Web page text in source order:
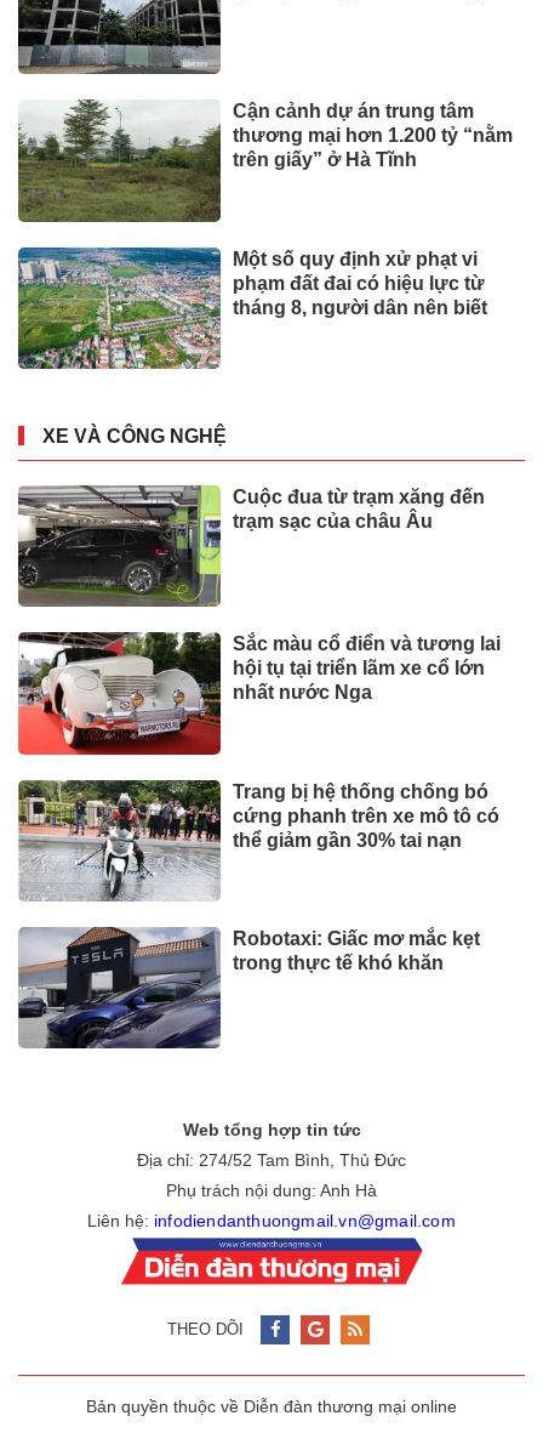
Cận cảnh dự án trung tâm
thương mại hơn 1.200 tỷ “nằm
trên giấy” ở Hà Tĩnh
Một số quy định xử phạt vi
phạm đất đai có hiệu lực từ
tháng 8, người dân nên biết
XE VÀ CÔNG NGHỆ
Cuộc đua từ trạm xăng đến
trạm sạc của châu Âu
Sắc màu cổ điển và tương lai
hội tụ tại triển lãm xe cổ lớn
nhất nước Nga
Trang bị hệ thống chống bó
cứng phanh trên xe mô tô có
thể giảm gần 30% tai nạn
Robotaxi: Giấc mơ mắc kẹt
trong thực tế khó khăn
Web tổng hợp tin tức
Địa chỉ: 274/52 Tam Bình, Thủ Đức
Phụ trách nội dung: Anh Hà
Liên hệ: infodiendanthuongmail.vn@gmail.com
THEO DÕI
Bản quyền thuộc về Diễn đàn thương mại online